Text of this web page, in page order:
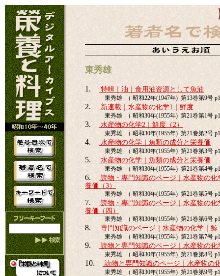
東秀雄
1. 特輯｜油｜食用油資源として魚油
東秀雄 （ 昭和22年(1947年) 第13巻第9号
2. 新連載｜水産物の化学1｜鮮度
東秀雄 （ 昭和30年(1955年) 第21巻第1号
3. 水産物の化学2｜鮮度（2）
東秀雄 （ 昭和30年(1955年) 第21巻第2号
4. 水産物の化学｜魚類の成分と栄養価
東秀雄 （ 昭和30年(1955年) 第21巻第3号
5. 水産物の化学｜魚類の成分と栄養価
東秀雄 （ 昭和30年(1955年) 第21巻第4号
6.
読物・專門知識のページ｜水産物の
養価（3）
東秀雄 （ 昭和30年(1955年) 第21巻第5号
7.
読物・專門知識のページ｜水産物の
養価（四）
東秀雄 （ 昭和30年(1955年) 第21巻第6号
8. 専門知識のページ｜水産物の化学｜鯨
東秀雄 （ 昭和30年(1955年) 第21巻第7号
9. 読物と専門知識のページ｜水産物の化
東秀雄 （ 昭和30年(1955年) 第21巻第8号
10. 読物と専門知識のページ｜水産物の
東秀雄 （ 昭和30年(1955年) 第21巻第9号